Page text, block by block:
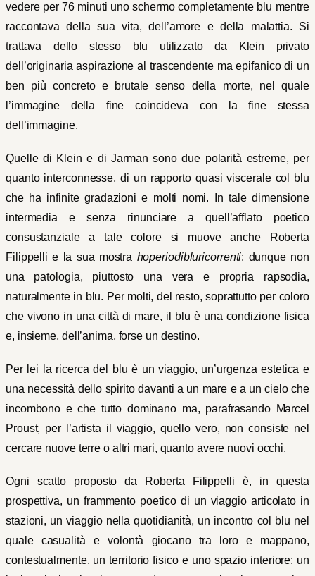
vedere per 76 minuti uno schermo completamente blu mentre
raccontava della sua vita, dell’amore e della malattia. Si
trattava dello stesso blu utilizzato da Klein privato
dell’originaria aspirazione al trascendente ma epifanico di un
ben più concreto e brutale senso della morte, nel quale
l’immagine della fine coincideva con la fine stessa
dell’immagine.
Quelle di Klein e di Jarman sono due polarità estreme, per
quanto interconnesse, di un rapporto quasi viscerale col blu
che ha infinite gradazioni e molti nomi. In tale dimensione
intermedia e senza rinunciare a quell’afflato poetico
consustanziale a tale colore si muove anche Roberta
Filippelli e la sua mostra hoperiodibluricorrenti: dunque non
una patologia, piuttosto una vera e propria rapsodia,
naturalmente in blu. Per molti, del resto, soprattutto per coloro
che vivono in una città di mare, il blu è una condizione fisica
e, insieme, dell’anima, forse un destino.
Per lei la ricerca del blu è un viaggio, un’urgenza estetica e
una necessità dello spirito davanti a un mare e a un cielo che
incombono e che tutto dominano ma, parafrasando Marcel
Proust, per l’artista il viaggio, quello vero, non consiste nel
cercare nuove terre o altri mari, quanto avere nuovi occhi.
Ogni scatto proposto da Roberta Filippelli è, in questa
prospettiva, un frammento poetico di un viaggio articolato in
stazioni, un viaggio nella quotidianità, un incontro col blu nel
quale casualità e volontà giocano tra loro e mappano,
contestualmente, un territorio fisico e uno spazio interiore: un